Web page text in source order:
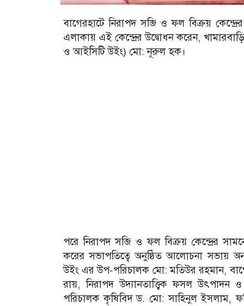
বাগেরহাটে নিরাপদ সব্জি ও ফল বিক্রয়
এলাকায় এই কেন্দ্রের উদ্বোধন করেন,
ও আইসিটি উইং) মো: নূরুল হক।
পরে নিরাপদ সব্জি ও ফল বিক্রয় কেন্দ্রের
করের সভাপতিত্বে অনুষ্ঠিত আলোচনা সভায়
উইং এর উপ-পরিচালক মো: মতিউর রহমান,
রায়, নিরাপদ উদ্যানতাত্ত্বিক ফসল উৎপাদন
পরিচালক কৃষিবিদ ড. মো: সাহিনুল ইসলাম,